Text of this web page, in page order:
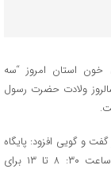
گفت: ۲ پایگاه انتقال خون استان امروز “سه
و سالروز ولادت حضرت رسول
و گویی افزود: پایگاه
های انتقال خون رشت و لاهیجان امروز “سه شنبه” از ساعت ۳۰: ۸ تا ۱۳ برای